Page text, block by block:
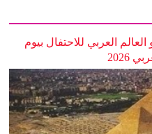
العربي للاحتفال بيوم
2026